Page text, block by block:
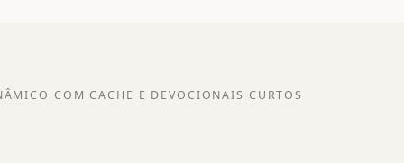
COM CACHE E DEVOCIONAIS CURTOS